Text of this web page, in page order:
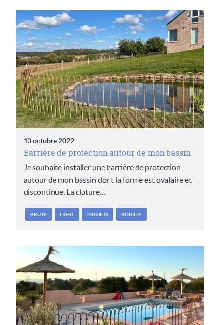
10 octobre 2022
Barrière de protection autour de mon bassin
Je souhaite installer une barrière de protection
autour de mon bassin dont la forme est ovalaire et
discontinue. La cloture…
BRUTE LIGHT PROJETS ROUILLE